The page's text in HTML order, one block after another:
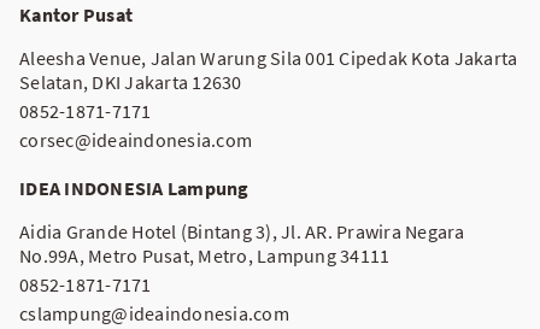
Kantor Pusat
Aleesha Venue, Jalan Warung Sila 001 Cipedak Kota Jakarta
Selatan, DKI Jakarta 12630
0852-1871-7171
corsec@ideaindonesia.com
IDEA INDONESIA Lampung
Aidia Grande Hotel (Bintang 3), Jl. AR. Prawira Negara
No.99A, Metro Pusat, Metro, Lampung 34111
0852-1871-7171
cslampung@ideaindonesia.com